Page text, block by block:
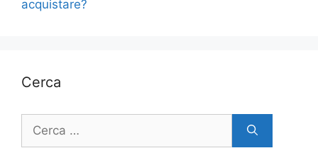
acquistare?
Cerca
per: